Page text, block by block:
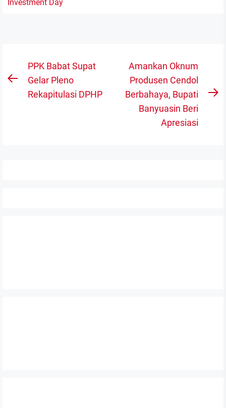
Navigasi
pos
Previous
PPK Babat Supat
Gelar Pleno
Rekapitulasi DPHP
Amankan Oknum
Produsen Cendol
Berbahaya, Bupati
Banyuasin Beri
Apresiasi